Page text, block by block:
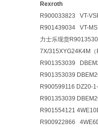
Rexroth
R900033823 VT-
R901439034 VT-
力士乐现货
7X/315XYG24K4M
R901353039
R901353039
R900599116 DZ20-
R901353039
R901554121
R900922866